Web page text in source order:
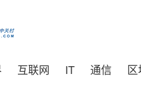
互联网 IT 通信